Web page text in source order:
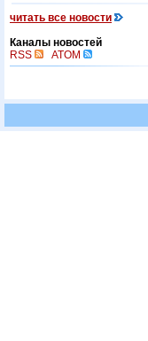
читать все новости
Каналы новостей
RSS
ATOM